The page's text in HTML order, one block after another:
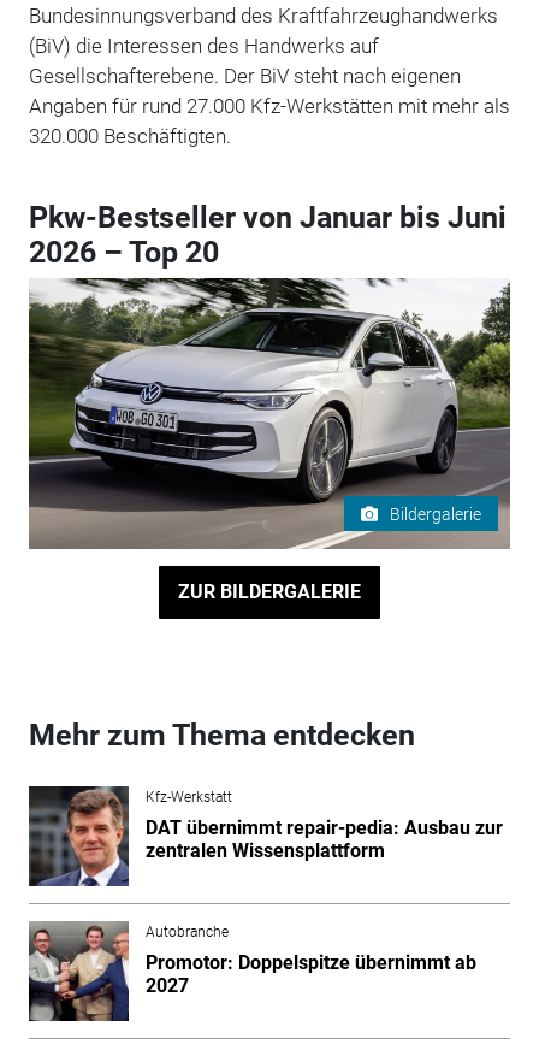
Bundesinnungsverband des Kraftfahrzeughandwerks
(BiV) die Interessen des Handwerks auf
Gesellschafterebene. Der BiV steht nach eigenen
Angaben für rund 27.000 Kfz-Werkstätten mit mehr als
320.000 Beschäftigten.
Pkw-Bestseller von Januar bis Juni
2026 – Top 20
Bildergalerie
ZUR BILDERGALERIE
Mehr zum Thema entdecken
Kfz-Werkstatt
DAT übernimmt repair-pedia: Ausbau zur
zentralen Wissensplattform
Autobranche
Promotor: Doppelspitze übernimmt ab
2027